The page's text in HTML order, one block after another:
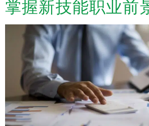
掌握新技能职业前